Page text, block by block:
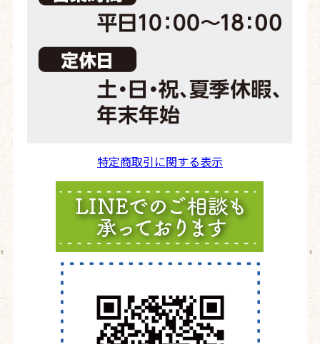
特定商取引に関する表示